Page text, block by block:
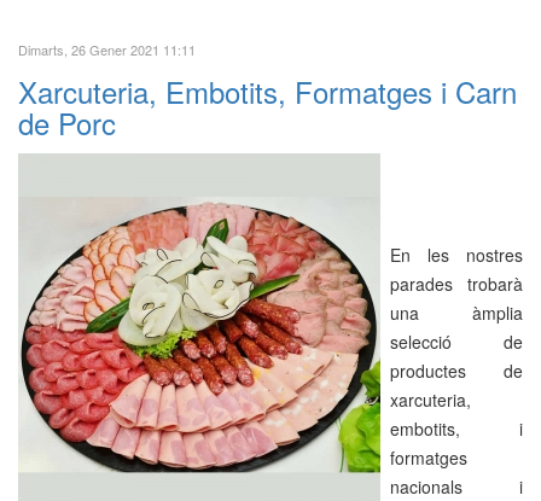
Dimarts, 26 Gener 2021 11:11
Xarcuteria, Embotits, Formatges i Carn
de Porc
En les nostres
parades trobarà
una àmplia
selecció de
productes de
xarcuteria,
embotits, i
formatges
nacionals i